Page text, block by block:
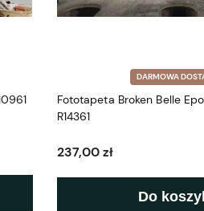
DARMOWA
Fototapeta Broken Belle
R14361
237,00 zł
Do